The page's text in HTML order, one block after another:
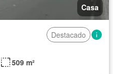
Casa
Destacado
509 m²